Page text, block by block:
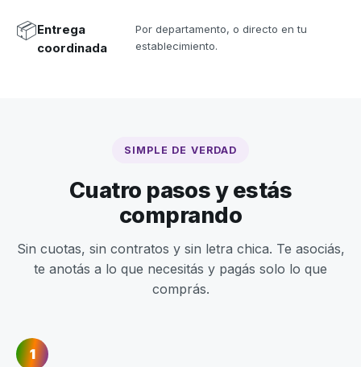
📦Entrega
coordinada
Por departamento, o directo en tu
establecimiento.
SIMPLE DE VERDAD
Cuatro pasos y estás
comprando
Sin cuotas, sin contratos y sin letra chica. Te asociás,
te anotás a lo que necesitás y pagás solo lo que
comprás.